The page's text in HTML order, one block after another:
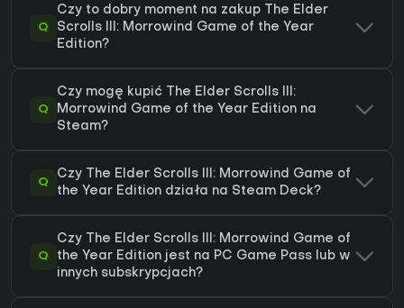
Q
Czy to dobry moment na zakup The Elder
Scrolls III: Morrowind Game of the Year
Edition?
Q
Czy mogę kupić The Elder Scrolls III:
Morrowind Game of the Year Edition na
Steam?
Q
Czy The Elder Scrolls III: Morrowind Game of
the Year Edition działa na Steam Deck?
Q
Czy The Elder Scrolls III: Morrowind Game of
the Year Edition jest na PC Game Pass lub w
innych subskrypcjach?